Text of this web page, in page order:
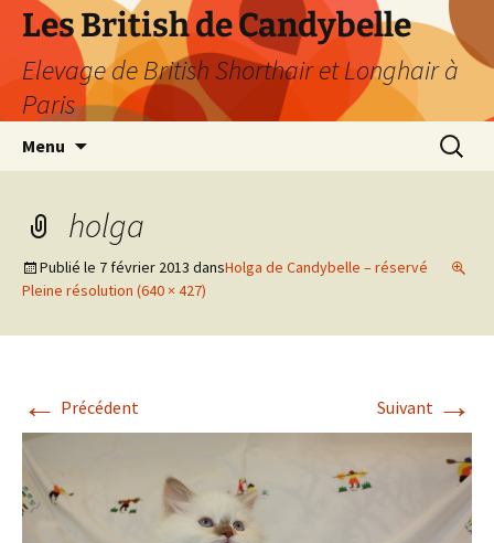
Les British de Candybelle
Elevage de British Shorthair et Longhair à
Paris
Menu
holga
Publié le 7 février 2013 dansHolga de Candybelle – réservé
Pleine résolution (640 × 427)
← Précédent Suivant →